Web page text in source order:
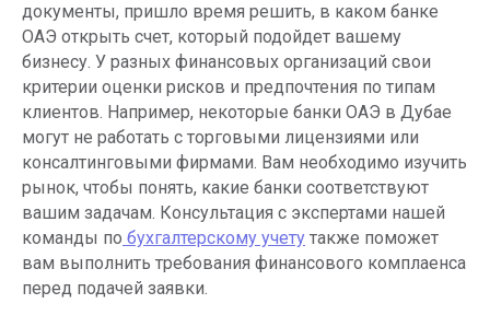
документы, пришло время решить, в каком банке
ОАЭ открыть счет, который подойдет вашему
бизнесу. У разных финансовых организаций свои
критерии оценки рисков и предпочтения по типам
клиентов. Например, некоторые банки ОАЭ в Дубае
могут не работать с торговыми лицензиями или
консалтинговыми фирмами. Вам необходимо изучить
рынок, чтобы понять, какие банки соответствуют
вашим задачам. Консультация с экспертами нашей
команды по бухгалтерскому учету также поможет
вам выполнить требования финансового комплаенса
перед подачей заявки.